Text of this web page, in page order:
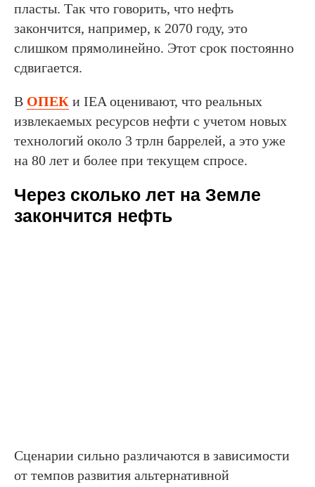
пласты. Так что говорить, что нефть
закончится, например, к 2070 году, это
слишком прямолинейно. Этот срок постоянно
сдвигается.
В ОПЕК и IEA оценивают, что реальных
извлекаемых ресурсов нефти с учетом новых
технологий около 3 трлн баррелей, а это уже
на 80 лет и более при текущем спросе.
Через сколько лет на Земле
закончится нефть
Сценарии сильно различаются в зависимости
от темпов развития альтернативной